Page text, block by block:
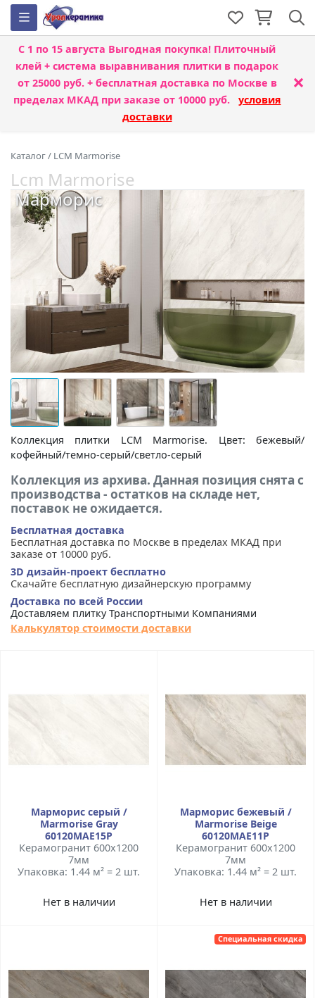
С 1 по 15 августа Выгодная покупка! Плиточный
клей + система выравнивания плитки в подарок
от 25000 руб. + бесплатная доставка по Москве в
пределах МКАД при заказе от 10000 руб. условия
доставки
×
Каталог/ LCM Marmorise
Lcm Marmorise
Марморис
Коллекция плитки LCM Marmorise. Цвет: бежевый/
кофейный/темно-серый/светло-серый
Коллекция из архива. Данная позиция снята с
производства - остатков на складе нет,
поставок не ожидается.
Бесплатная доставка
Бесплатная доставка по Москве в пределах МКАД при
заказе от 10000 руб.
3D дизайн-проект бесплатно
Скачайте бесплатную дизайнерскую программу
Доставка по всей России
Доставляем плитку Транспортными Компаниями
Калькулятор стоимости доставки
Марморис серый /
Marmorise Gray
60120MAE15P
Керамогранит 600x1200
7мм
Упаковка: 1.44 м² = 2 шт.
Нет в наличии
Марморис бежевый /
Marmorise Beige
60120MAE11P
Керамогранит 600x1200
7мм
Упаковка: 1.44 м² = 2 шт.
Нет в наличии
Специальная скидка